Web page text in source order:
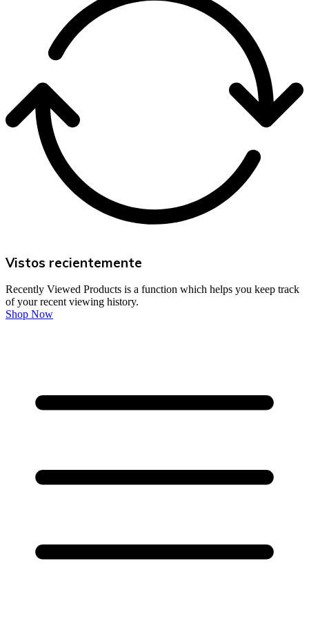
Vistos recientemente
Recently Viewed Products is a function which helps you keep track
of your recent viewing history.
Shop Now